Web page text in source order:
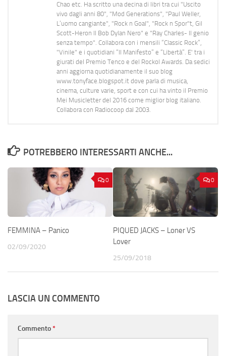
Chao etc. Ha scritto una decina di libri tra cui "Uscito
vivo dagli anni 80", "Mod Generations", "Paul Weller,
L’uomo cangiante", "Rock n Goal", "Rock n Spor"t, Gil
Scott-Heron Il Bob Dylan Nero" e "Ray Charles- Il genio
senza tempo". Collabora con i mensili “Classic Rock”,
"Vinile" e i quotidiani “Il Manifesto” e “Libertà”. E' tra i
giurati del Premio Tenco e del Rockol Awards. Da sedici
anni aggiorna quotidianamente il suo blog
www.tonyface.blogspot.it dove parla di musica,
cinema, culture varie, sport e con cui ha vinto il Premio
Mei Musicletter del 2016 come miglior blog italiano.
Collabora con Radiocoop dal 2003.
POTREBBERO INTERESSARTI ANCHE...
0
FEMMINA – Panico
02/09/2020
0
PIQUED JACKS – Loner VS
Lover
25/09/2018
LASCIA UN COMMENTO
Commento*